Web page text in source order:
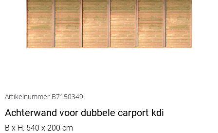
Artikelnummer B7150349
Achterwand voor dubbele carport kdi
B x H: 540 x 200 cm